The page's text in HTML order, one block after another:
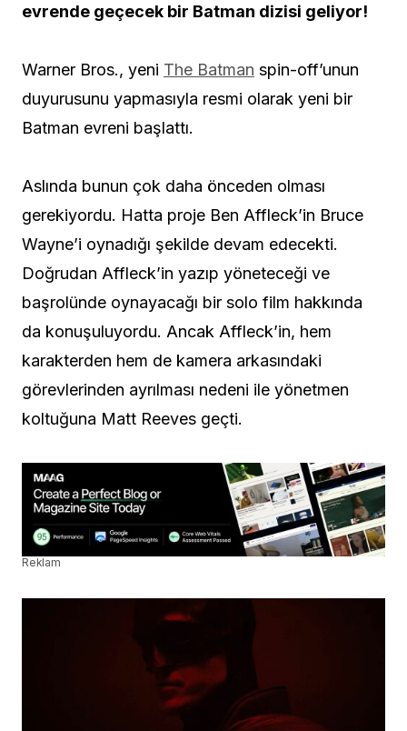
evrende geçecek bir Batman dizisi geliyor!
Warner Bros., yeni The Batman spin-off’unun
duyurusunu yapmasıyla resmi olarak yeni bir
Batman evreni başlattı.
Aslında bunun çok daha önceden olması
gerekiyordu. Hatta proje Ben Affleck’in Bruce
Wayne’i oynadığı şekilde devam edecekti.
Doğrudan Affleck’in yazıp yöneteceği ve
başrolünde oynayacağı bir solo film hakkında
da konuşuluyordu. Ancak Affleck’in, hem
karakterden hem de kamera arkasındaki
görevlerinden ayrılması nedeni ile yönetmen
koltuğuna Matt Reeves geçti.
Reklam